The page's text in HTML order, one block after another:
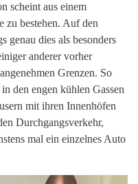
scheint aus einem
zu bestehen. Auf den
genau dies als besonders
anderer vorher
Grenzen. So
den engen kühlen Gassen
mit ihren Innenhöfen
Durchgangsverkehr,
mal ein einzelnes Auto